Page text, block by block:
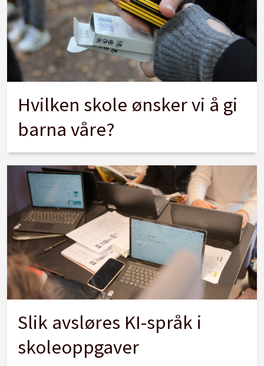
Hvilken skole ønsker vi å gi
barna våre?
Slik avsløres KI-språk i
skoleoppgaver